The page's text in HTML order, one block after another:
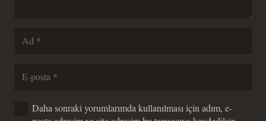
Daha sonraki yorumlarımda kullanılması için adım, e-